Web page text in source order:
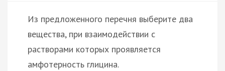
Из предложенного перечня выберите два
вещества, при взаимодействии с
растворами которых проявляется
амфотерность глицина.